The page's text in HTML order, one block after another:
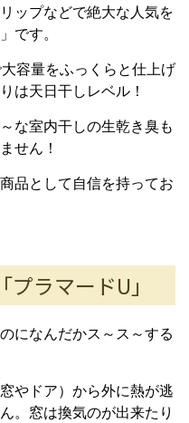
ップなどで絶大な人気を
です。
容量をふっくらと仕上げ
は天日干しレベル！
な室内干しの生乾き臭も
せん！
品として自信を持ってお
ラマードU」
になんだかス～ス～する
やドア）から外に熱が逃
。窓は換気のが出来たり